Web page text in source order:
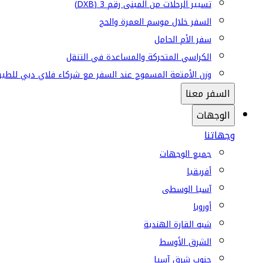
تسيير الرحلات من المبنى رقم 3 (DXB)
السفر خلال موسم العمرة والحج
سفر الأم الحامل
الكراسي المتحركة والمساعدة في التنقل
وزن الأمتعة المسموح عند السفر مع شركاء فلاي دبي
السفر معنا
الوجهات
وجهاتنا
جميع الوجهات
أفريقيا
آسيا الوسطى
أوروبا
شبه القارة الهندية
الشرق الأوسط
جنوب شرق آسيا